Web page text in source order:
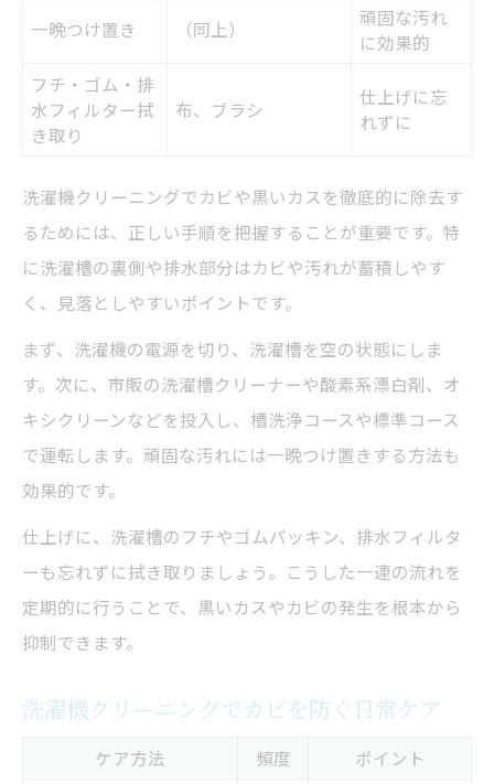
一晩つけ置き （同上）
頑固な汚れ
に効果的
フチ・ゴム・排
水フィルター拭
き取り
布、ブラシ
仕上げに忘
れずに
洗濯機クリーニングでカビや黒いカスを徹底的に除去す
るためには、正しい手順を把握することが重要です。特
に洗濯槽の裏側や排水部分はカビや汚れが蓄積しやす
く、見落としやすいポイントです。
まず、洗濯機の電源を切り、洗濯槽を空の状態にしま
す。次に、市販の洗濯槽クリーナーや酸素系漂白剤、オ
キシクリーンなどを投入し、槽洗浄コースや標準コース
で運転します。頑固な汚れには一晩つけ置きする方法も
効果的です。
仕上げに、洗濯槽のフチやゴムパッキン、排水フィルタ
ーも忘れずに拭き取りましょう。こうした一連の流れを
定期的に行うことで、黒いカスやカビの発生を根本から
抑制できます。
洗濯機クリーニングでカビを防ぐ日常ケア
ケア方法 頻度
ポイント